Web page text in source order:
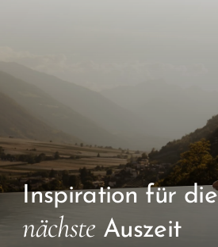
Inspiration für die
nächste Auszeit